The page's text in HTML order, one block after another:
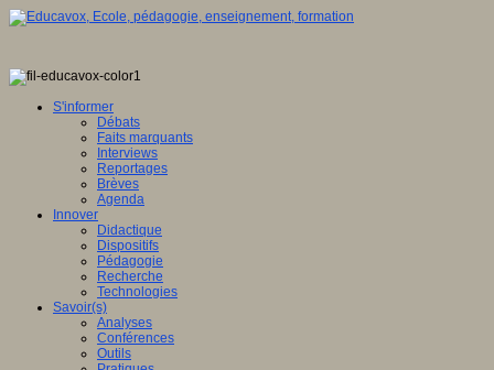
S'informer
Débats
Faits marquants
Interviews
Reportages
Brèves
Agenda
Innover
Didactique
Dispositifs
Pédagogie
Recherche
Technologies
Savoir(s)
Analyses
Conférences
Outils